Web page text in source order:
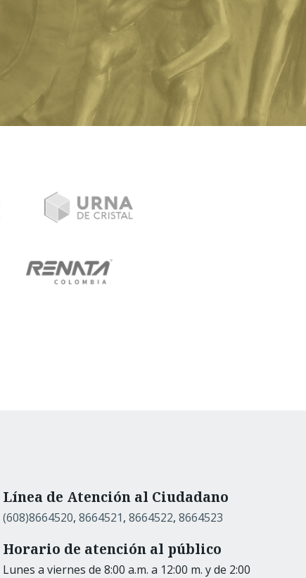
Línea de Atención al Ciudadano
(608)8664520, 8664521, 8664522, 8664523
Horario de atención al público
Lunes a viernes de 8:00 a.m. a 12:00 m. y de 2:00